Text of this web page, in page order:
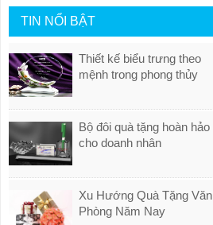
TIN NỔI BẬT
Thiết kế biểu trưng theo
mệnh trong phong thủy
Bộ đôi quà tặng hoàn hảo
cho doanh nhân
Xu Hướng Quà Tặng Văn
Phòng Năm Nay